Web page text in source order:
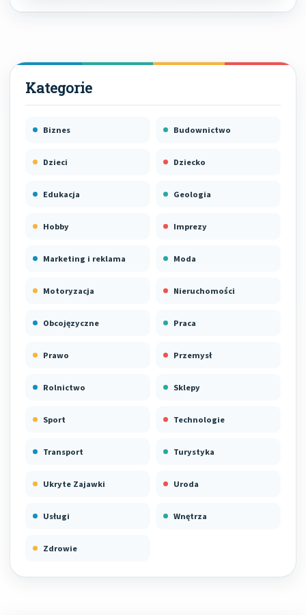
Biznes Budownictwo
Dzieci Dziecko
Edukacja Geologia
Hobby Imprezy
Marketing i reklama Moda
Motoryzacja Nieruchomości
Obcojęzyczne Praca
Prawo Przemysł
Rolnictwo Sklepy
Sport Technologie
Transport Turystyka
Ukryte Zajawki Uroda
Usługi Wnętrza
Zdrowie